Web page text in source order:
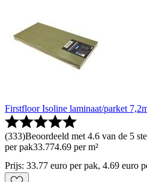
Firstfloor Isoline laminaat/parket
(333)Beoordeeld met 4.6 van de 5
per pak33.774.69 per m²
Prijs: 33.77 euro per pak, 4.69 euro